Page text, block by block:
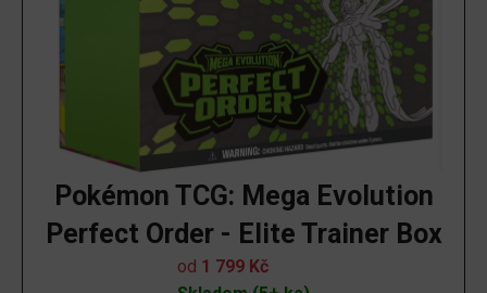
Pokémon TCG: Mega Evolution
Perfect Order - Elite Trainer Box
od 1 799 Kč